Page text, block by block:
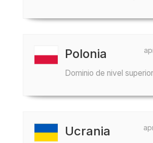
Polonia
Dominio de nivel
Ucrania